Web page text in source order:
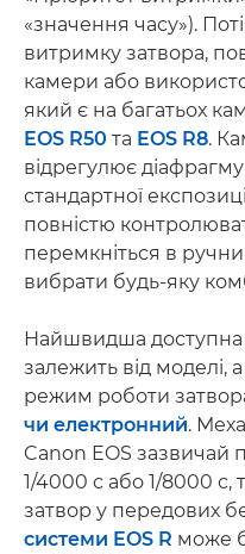
«значення часу»).
витримку затвора,
камери або
який є на багатьох
EOS R50 та EOS R8.
відрегулює
стандартної
повністю
перемкніться в
вибрати будь-яку
Найшвидша доступна
залежить від моделі,
режим роботи
чи електронний.
Canon EOS
1/4000 с або 1/8000 с,
затвор у передових
системи EOS R може